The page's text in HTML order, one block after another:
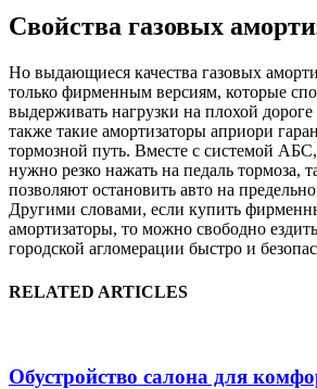
Свойства газовых
Но выдающиеся качества газовых
только фирменным версиям, которые
выдерживать нагрузки на плохой
также такие амортизаторы априори
тормозной путь. Вместе с системой
нужно резко нажать на педаль тормоза,
позволяют остановить авто на
Другими словами, если купить
амортизаторы, то можно свободно
городской агломерации быстро и
RELATED ARTICLES
Обустройство салона для